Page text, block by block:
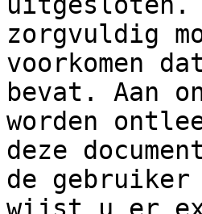
zorgvuldig
voorkomen
bevat. Aan
worden
deze
de gebruiker